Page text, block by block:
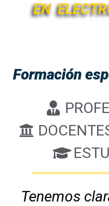
EN
2da
Formación
Tenemos